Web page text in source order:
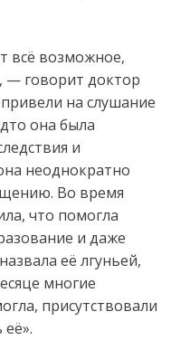
всё возможное,
— говорит доктор
на слушание
она была
и
неоднократно
Во время
что помогла
и даже
её лгуньей,
многие
присутствовали